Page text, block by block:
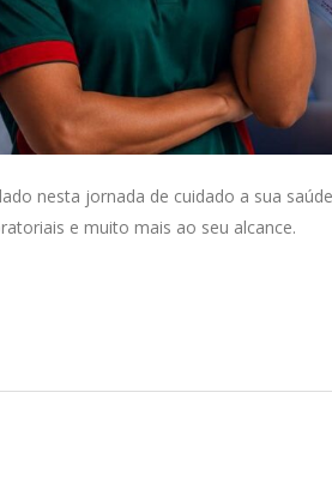
nesta jornada de cuidado a sua
e muito mais ao seu alcance.